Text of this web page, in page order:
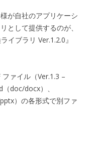
が自社のアプリケーシ
として提供するのが、
イブラリ Ver.1.2.0』
ァイル（Ver.1.3 –
doc/docx）、
）の各形式で別ファ